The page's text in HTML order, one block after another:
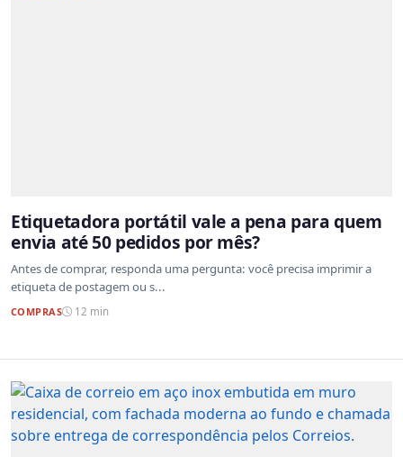
Etiquetadora portátil vale a pena para quem
envia até 50 pedidos por mês?
Antes de comprar, responda uma pergunta: você precisa imprimir a
etiqueta de postagem ou s...
COMPRAS 12 min